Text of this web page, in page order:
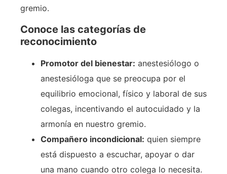
gremio.
Conoce las categorías de
reconocimiento
Promotor del bienestar: anestesiólogo o
anestesióloga que se preocupa por el
equilibrio emocional, físico y laboral de sus
colegas, incentivando el autocuidado y la
armonía en nuestro gremio.
Compañero incondicional: quien siempre
está dispuesto a escuchar, apoyar o dar
una mano cuando otro colega lo necesita.